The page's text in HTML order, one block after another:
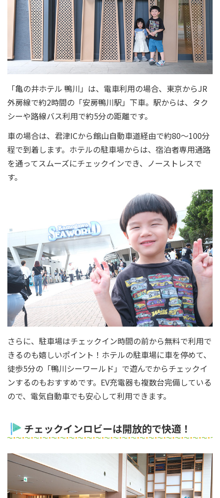
「亀の井ホテル 鴨川」は、電車利用の場合、東京からJR
外房線で約2時間の「安房鴨川駅」下車。駅からは、タク
シーや路線バス利用で約5分の距離です。
車の場合は、君津ICから館山自動車道経由で約80～100分
程で到着します。ホテルの駐車場からは、宿泊者専用通路
を通ってスムーズにチェックインでき、ノーストレスで
す。
さらに、駐車場はチェックイン時間の前から無料で利用で
きるのも嬉しいポイント！ホテルの駐車場に車を停めて、
徒歩5分の「鴨川シーワールド」で遊んでからチェックイ
ンするのもおすすめです。EV充電器も複数台完備している
ので、電気自動車でも安心して利用できます。
チェックインロビーは開放的で快適！